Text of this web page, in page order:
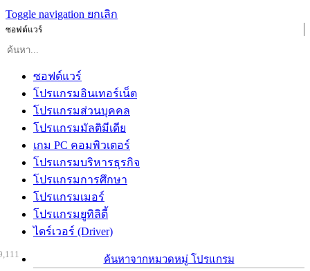
Toggle navigation ยกเลิก
ซอฟต์แวร์
ซอฟต์แวร์
โปรแกรมอินเทอร์เน็ต
โปรแกรมส่วนบุคคล
โปรแกรมมัลติมีเดีย
เกม PC คอมพิวเตอร์
โปรแกรมบริหารธุรกิจ
โปรแกรมการศึกษา
โปรแกรมเมอร์
โปรแกรมยูทิลิตี้
ไดร์เวอร์ (Driver)
ค้นหาจากหมวดหมู่ โปรแกรม